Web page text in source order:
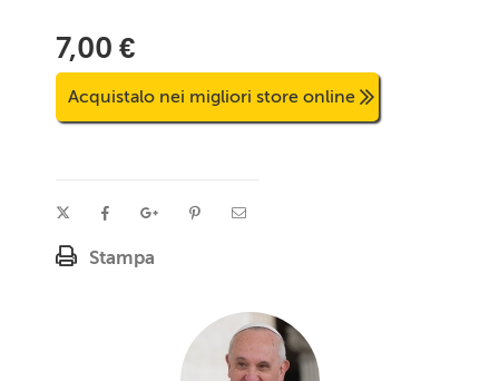
7,00 €
Acquistalo nei migliori store online
Stampa